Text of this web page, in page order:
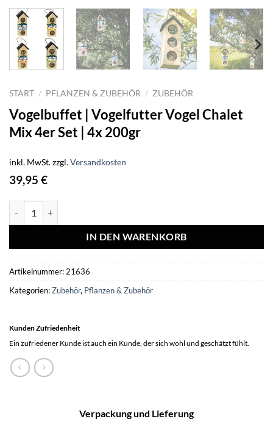
START / PFLANZEN & ZUBEHÖR / ZUBEHÖR
Vogelbuffet | Vogelfutter Vogel Chalet
Mix 4er Set | 4x 200gr
inkl. MwSt.zzgl.Versandkosten
39,95 €
IN DEN WARENKORB
Artikelnummer: 21636
Kategorien:Zubehör, Pflanzen & Zubehör
Kunden Zufriedenheit
Ein zufriedener Kunde ist auch ein Kunde, der sich wohl und geschätzt fühlt.
Verpackung und Lieferung